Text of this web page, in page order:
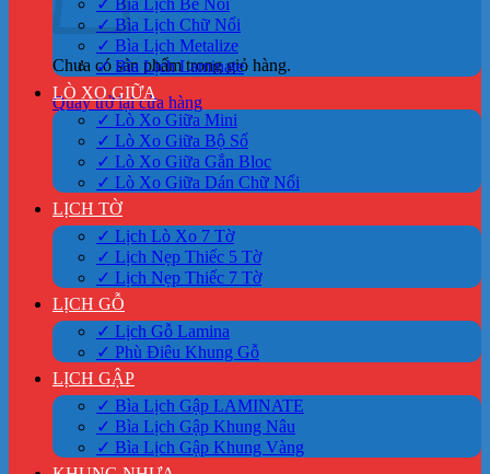
Chưa có sản phẩm trong giỏ hàng.
Quay trở lại cửa hàng
✓ Bìa Lịch Bế Nổi
✓ Bìa Lịch Chữ Nổi
✓ Bìa Lịch Metalize
✓ Bìa Lịch Laminate
LÒ XO GIỮA
✓ Lò Xo Giữa Mini
✓ Lò Xo Giữa Bộ Số
✓ Lò Xo Giữa Gắn Bloc
✓ Lò Xo Giữa Dán Chữ Nổi
LỊCH TỜ
✓ Lịch Lò Xo 7 Tờ
✓ Lịch Nẹp Thiếc 5 Tờ
✓ Lịch Nẹp Thiếc 7 Tờ
LỊCH GỖ
✓ Lịch Gỗ Lamina
✓ Phù Điêu Khung Gỗ
LỊCH GẬP
✓ Bìa Lịch Gập LAMINATE
✓ Bìa Lịch Gập Khung Nâu
✓ Bìa Lịch Gập Khung Vàng